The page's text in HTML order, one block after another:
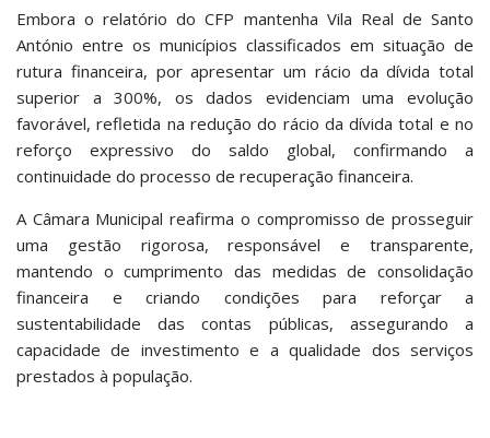
Embora o relatório do CFP mantenha Vila Real de Santo
António entre os municípios classificados em situação de
rutura financeira, por apresentar um rácio da dívida total
superior a 300%, os dados evidenciam uma evolução
favorável, refletida na redução do rácio da dívida total e no
reforço expressivo do saldo global, confirmando a
continuidade do processo de recuperação financeira.
A Câmara Municipal reafirma o compromisso de prosseguir
uma gestão rigorosa, responsável e transparente,
mantendo o cumprimento das medidas de consolidação
financeira e criando condições para reforçar a
sustentabilidade das contas públicas, assegurando a
capacidade de investimento e a qualidade dos serviços
prestados à população.